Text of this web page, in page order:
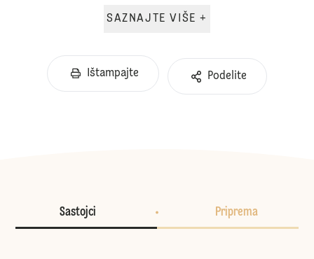
SAZNAJTE VIŠE +
Ištampajte Podelite
Sastojci Priprema